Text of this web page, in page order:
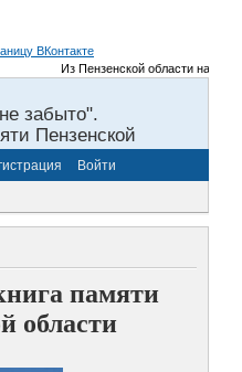
Из Пензенской области на
забыто".
Пензенской
Войти
памяти
области